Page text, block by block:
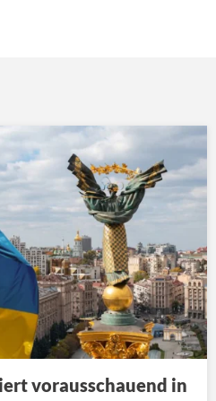
vorausschauend in